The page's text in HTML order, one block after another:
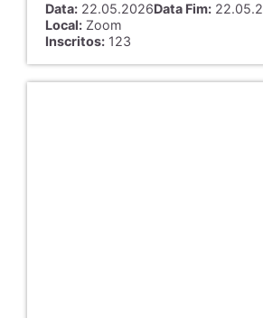
Data:22.05.2026Data Fim:
Local:Zoom
Inscritos:123